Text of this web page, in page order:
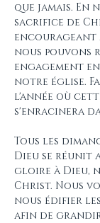
que jamais. En
sacrifice de
encourageant
nous
engagement
notre église.
l'année où
s'enracinera
Tous les
Dieu se réunit
gloire à Dieu,
Christ. Nous
nous édifier
afin de